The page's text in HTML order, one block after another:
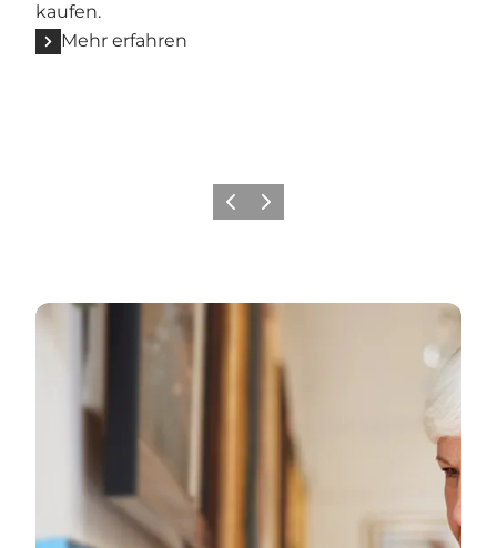
kaufen.
Mehr erfahren
ZurückWeiter
Galerien und Kunsthal in der Kommune